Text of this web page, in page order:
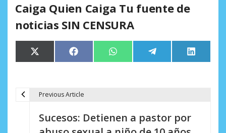
Caiga Quien Caiga Tu fuente de
noticias SIN CENSURA
Compartir
en
X
(Twitter)
Compartir
en
Facebook Compartir
en
WhatsApp Compartir
en
Telegram
en
LinkedIn
Previous Article
Sucesos: Detienen a pastor por